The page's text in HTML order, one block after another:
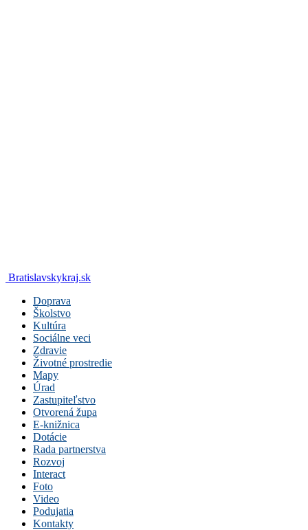
Bratislavskykraj.sk
Doprava
Školstvo
Kultúra
Sociálne veci
Zdravie
Životné prostredie
Mapy
Úrad
Zastupiteľstvo
Otvorená župa
E-knižnica
Dotácie
Rada partnerstva
Rozvoj
Interact
Foto
Video
Podujatia
Kontakty